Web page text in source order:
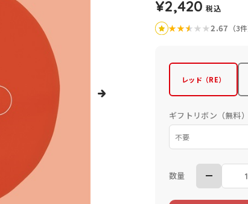
¥2,420 税込
★★★
★ ★ ★2.67 （3件
レッド（RE）
ギフトリボン（無料）
数量